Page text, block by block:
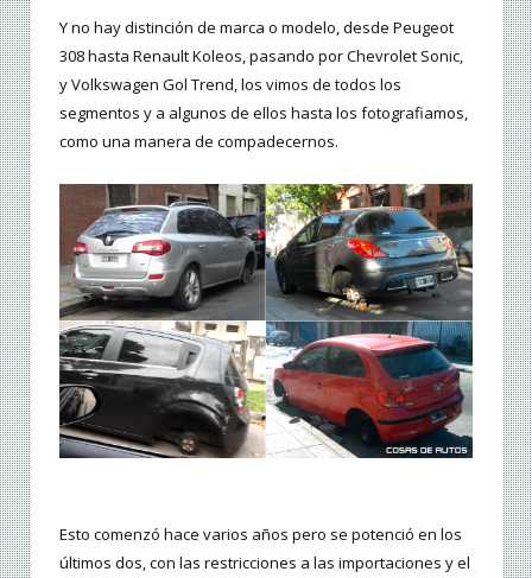
Y no hay distinción de marca o modelo, desde Peugeot
308 hasta Renault Koleos, pasando por Chevrolet Sonic,
y Volkswagen Gol Trend, los vimos de todos los
segmentos y a algunos de ellos hasta los fotografiamos,
como una manera de compadecernos.
Esto comenzó hace varios años pero se potenció en los
últimos dos, con las restricciones a las importaciones y el